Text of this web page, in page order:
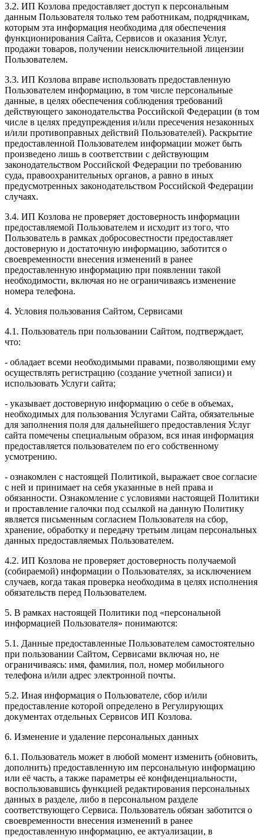
3.2. ИП Козлова предоставляет доступ к персональным
данным Пользователя только тем работникам, подрядчикам,
которым эта информация необходима для обеспечения
функционирования Сайта, Сервисов и оказания Услуг,
продажи товаров, получении неисключительной лицензии
Пользователем.
3.3. ИП Козлова вправе использовать предоставленную
Пользователем информацию, в том числе персональные
данные, в целях обеспечения соблюдения требований
действующего законодательства Российской Федерации (в том
числе в целях предупреждения и/или пресечения незаконных
и/или противоправных действий Пользователей). Раскрытие
предоставленной Пользователем информации может быть
произведено лишь в соответствии с действующим
законодательством Российской Федерации по требованию
суда, правоохранительных органов, а равно в иных
предусмотренных законодательством Российской Федерации
случаях.
3.4. ИП Козлова не проверяет достоверность информации
предоставляемой Пользователем и исходит из того, что
Пользователь в рамках добросовестности предоставляет
достоверную и достаточную информацию, заботится о
своевременности внесения изменений в ранее
предоставленную информацию при появлении такой
необходимости, включая но не ограничиваясь изменение
номера телефона.
4. Условия пользования Сайтом, Сервисами
4.1. Пользователь при пользовании Сайтом, подтверждает,
что:
- обладает всеми необходимыми правами, позволяющими ему
осуществлять регистрацию (создание учетной записи) и
использовать Услуги сайта;
- указывает достоверную информацию о себе в объемах,
необходимых для пользования Услугами Сайта, обязательные
для заполнения поля для дальнейшего предоставления Услуг
сайта помечены специальным образом, вся иная информация
предоставляется пользователем по его собственному
усмотрению.
- ознакомлен с настоящей Политикой, выражает свое согласие
с ней и принимает на себя указанные в ней права и
обязанности. Ознакомление с условиями настоящей Политики
и проставление галочки под ссылкой на данную Политику
является письменным согласием Пользователя на сбор,
хранение, обработку и передачу третьим лицам персональных
данных предоставляемых Пользователем.
4.2. ИП Козлова не проверяет достоверность получаемой
(собираемой) информации о Пользователях, за исключением
случаев, когда такая проверка необходима в целях исполнения
обязательств перед Пользователем.
5. В рамках настоящей Политики под «персональной
информацией Пользователя» понимаются:
5.1. Данные предоставленные Пользователем самостоятельно
при пользовании Сайтом, Сервисами включая но, не
ограничиваясь: имя, фамилия, пол, номер мобильного
телефона и/или адрес электронной почты.
5.2. Иная информация о Пользователе, сбор и/или
предоставление которой определено в Регулирующих
документах отдельных Сервисов ИП Козлова.
6. Изменение и удаление персональных данных
6.1. Пользователь может в любой момент изменить (обновить,
дополнить) предоставленную им персональную информацию
или её часть, а также параметры её конфиденциальности,
воспользовавшись функцией редактирования персональных
данных в разделе, либо в персональном разделе
соответствующего Сервиса. Пользователь обязан заботится о
своевременности внесения изменений в ранее
предоставленную информацию, ее актуализации, в